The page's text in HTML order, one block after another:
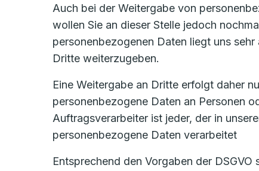
Auch bei der Weitergabe von
wollen Sie an dieser Stelle jedoch
personenbezogenen Daten liegt uns
Dritte weiterzugeben.
Eine Weitergabe an Dritte erfolgt daher
personenbezogene Daten an Personen
Auftragsverarbeiter ist jeder, der in
personenbezogene Daten verarbeitet
Entsprechend den Vorgaben der